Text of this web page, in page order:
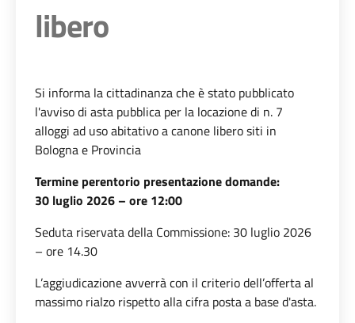
libero
Si informa la cittadinanza che è stato pubblicato
l'avviso di asta pubblica per la locazione di n. 7
alloggi ad uso abitativo a canone libero siti in
Bologna e Provincia
Termine perentorio presentazione domande:
30 luglio 2026 – ore 12:00
Seduta riservata della Commissione: 30 luglio 2026
– ore 14.30
L’aggiudicazione avverrà con il criterio dell’offerta al
massimo rialzo rispetto alla cifra posta a base d'asta.